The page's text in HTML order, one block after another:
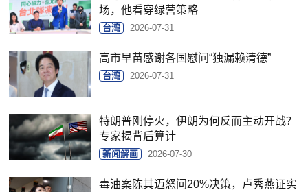
场，他看穿绿营策略
台湾 2026-07-31
高市早苗感谢各国慰问“独漏赖清德”
台湾 2026-07-31
特朗普刚停火，伊朗为何反而主动开战？
专家揭背后算计
新闻解画 2026-07-30
毒油案陈其迈怒问20%决策，卢秀燕证实